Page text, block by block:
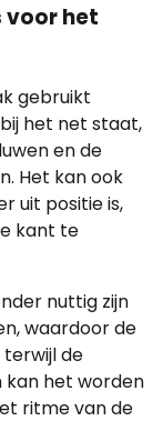
voor het
gebruikt
het net staat,
en de
Het kan ook
uit positie is,
kant te
nuttig zijn
waardoor de
de
kan het worden
ritme van de